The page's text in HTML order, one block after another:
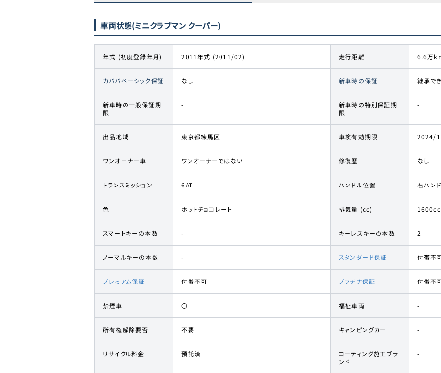
車両状態(ミニクラブマン クーパー)
年式 (初度登録年月) 2011年式 (2011/02) 走行距離 6.6万
カババベーシック保証 なし 新車時の保証 継承で
新車時の一般保証期
限
-
新車時の特別保証期
限
-
出品地域 東京都練馬区 車検有効期限 2024/
ワンオーナー車 ワンオーナーではない 修復歴 なし
トランスミッション 6AT ハンドル位置 右ハン
色 ホットチョコレート 排気量 (cc) 1600cc
スマートキーの本数 - キーレスキーの本数 2
ノーマルキーの本数 - スタンダード保証 付帯不
プレミアム保証 付帯不可 プラチナ保証 付帯不
禁煙車 〇 福祉車両 -
所有権解除要否 不要 キャンピングカー -
リサイクル料金 預託済
コーティング施工ブラ
ンド
-